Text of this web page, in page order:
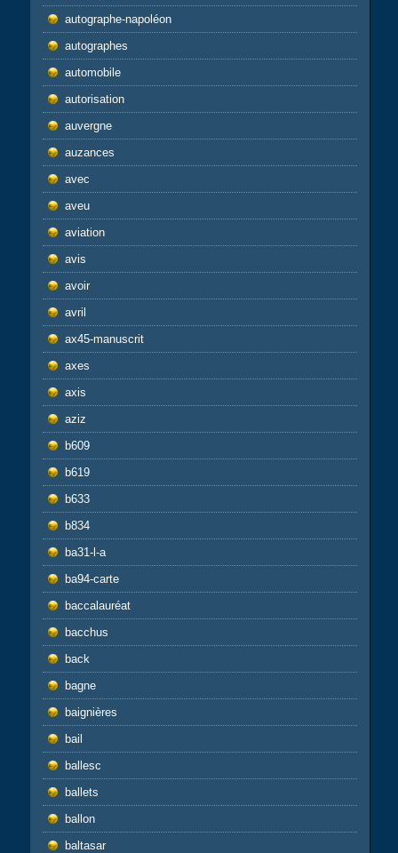
autographe-napoléon
autographes
automobile
autorisation
auvergne
auzances
avec
aveu
aviation
avis
avoir
avril
ax45-manuscrit
axes
axis
aziz
b609
b619
b633
b834
ba31-l-a
ba94-carte
baccalauréat
bacchus
back
bagne
baignières
bail
ballesc
ballets
ballon
baltasar